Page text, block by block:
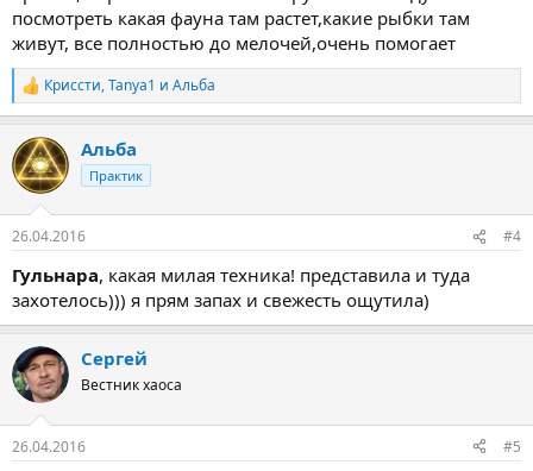
посмотреть какая фауна там растет,какие рыбки там
живут, все полностью до мелочей,очень помогает
Р
е
к
ц
и
Криссти,Tanya1 и Альба
Альба
Практик
26.04.2016 #4
Гульнара, какая милая техника! представила и туда
захотелось))) я прям запах и свежесть ощутила)
Сергей
Вестник хаоса
26.04.2016 #5